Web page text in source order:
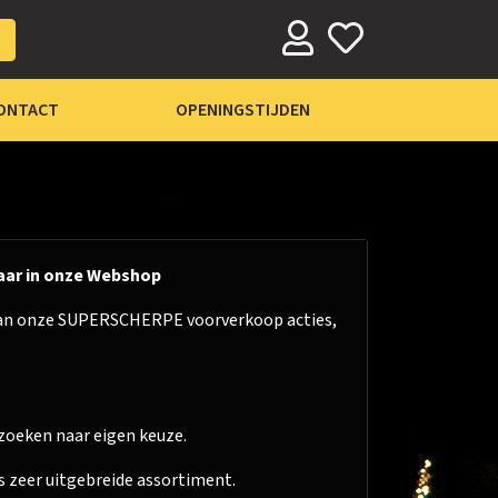
OPENINGSTIJDEN
in onze Webshop
SUPERSCHERPE voorverkoop acties,
naar eigen keuze.
zeer uitgebreide assortiment.